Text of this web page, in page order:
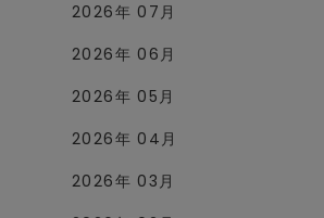
2026年 07月
2026年 06月
2026年 05月
2026年 04月
2026年 03月